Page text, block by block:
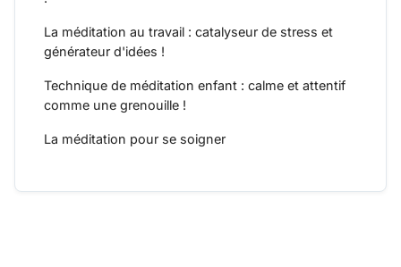
La méditation au travail : catalyseur de stress et
générateur d'idées !
Technique de méditation enfant : calme et attentif
comme une grenouille !
La méditation pour se soigner